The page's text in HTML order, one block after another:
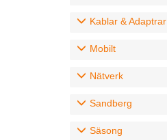
Kablar & Adaptrar
Mobilt
Nätverk
Sandberg
Säsong